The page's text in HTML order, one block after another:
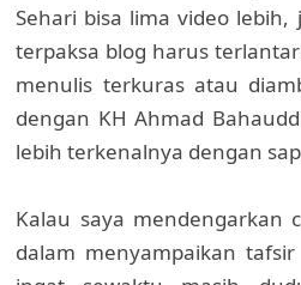
Sehari bisa lima video
terpaksa blog harus
menulis terkuras atau
dengan KH Ahmad
lebih terkenalnya dengan
Kalau saya mendengarkan
dalam menyampaikan